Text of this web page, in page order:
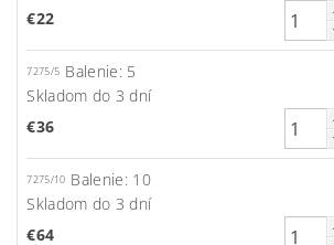
€22
7275/5 Balenie: 5
Skladom do 3 dní
€36
7275/10 Balenie: 10
Skladom do 3 dní
€64